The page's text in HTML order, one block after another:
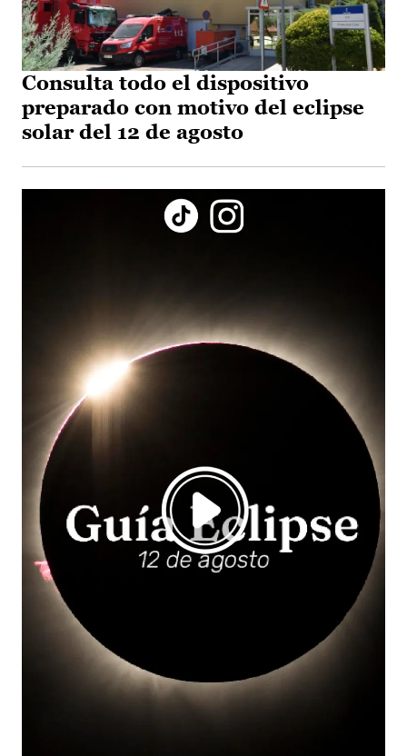
Consulta todo el dispositivo
preparado con motivo del eclipse
solar del 12 de agosto